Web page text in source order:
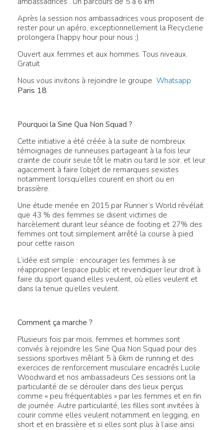
Après la session nos ambassadrices vous proposent de
rester pour un apéro, exceptionnellement la Recyclerie
prolongera l’happy hour pour nous ;)
Ouvert aux femmes et aux hommes. Tous niveaux.
Gratuit
Nous vous invitons à rejoindre le groupe Whatsapp
Paris 18
Pourquoi la Sine Qua Non Squad ?
Cette initiative a été créée à la suite de nombreux
témoignages de runneuses partageant à la fois leur
crainte de courir seule tôt le matin ou tard le soir, et leur
agacement à faire l’objet de remarques sexistes
notamment lorsqu’elles courent en short ou en
brassière.
Une étude menée en 2015 par Runner’s World révélait
que 43 % des femmes se disent victimes de
harcèlement durant leur séance de footing et 27% des
femmes ont tout simplement arrêté la course à pied
pour cette raison.
L’idée est simple : encourager les femmes à se
réapproprier l’espace public et revendiquer leur droit à
faire du sport quand elles veulent, où elles veulent et
dans la tenue qu’elles veulent.
Comment ça marche ?
Plusieurs fois par mois, femmes et hommes sont
conviés à rejoindre les Sine Qua Non Squad pour des
sessions sportives mêlant 5 à 6km de running et des
exercices de renforcement musculaire encadrés Lucile
Woodward et nos ambassadeurs Ces sessions ont la
particularité de se dérouler dans des lieux perçus
comme « peu fréquentables » par les femmes et en fin
de journée. Autre particularité, les filles sont invitées à
courir comme elles veulent notamment en legging, en
short et en brassière et si elles sont plus à l’aise ainsi.